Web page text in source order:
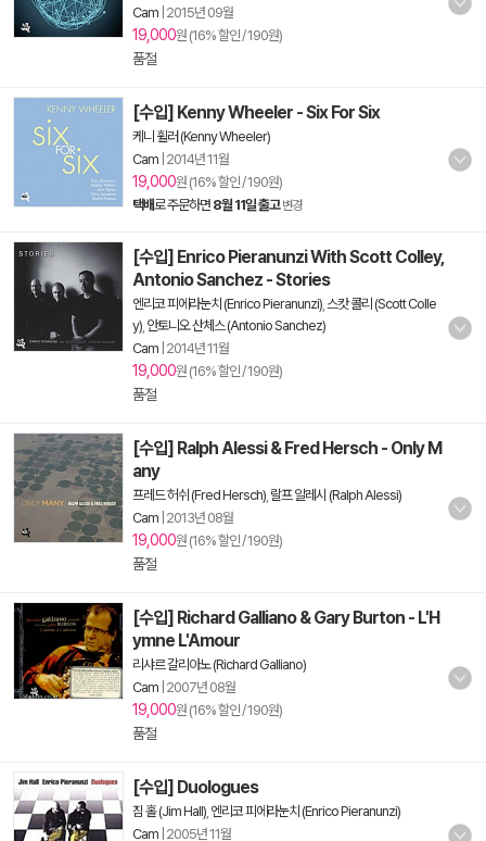
Cam 2015년 09월
19,000원 (16% 할인 / 190원)
품절
[수입] Kenny Wheeler - Six For Six
케니 휠러 (Kenny Wheeler)
Cam 2014년 11월
19,000원 (16% 할인 / 190원)
택배로 주문하면 8월 11일 출고 변경
[수입] Enrico Pieranunzi With Scott Colley,
Antonio Sanchez - Stories
엔리코 피에라눈치 (Enrico Pieranunzi) 스캇 콜리 (Scott Colle
y) 안토니오 산체스 (Antonio Sanchez)
Cam 2014년 11월
19,000원 (16% 할인 / 190원)
품절
[수입] Ralph Alessi & Fred Hersch - Only M
any
프레드 허쉬 (Fred Hersch) 랄프 알레시 (Ralph Alessi)
Cam 2013년 08월
19,000원 (16% 할인 / 190원)
품절
[수입] Richard Galliano & Gary Burton - L'H
ymne L'Amour
리샤르 갈리아노 (Richard Galliano)
Cam 2007년 08월
19,000원 (16% 할인 / 190원)
품절
[수입] Duologues
짐 홀 (Jim Hall) 엔리코 피에라눈치 (Enrico Pieranunzi)
Cam 2005년 11월